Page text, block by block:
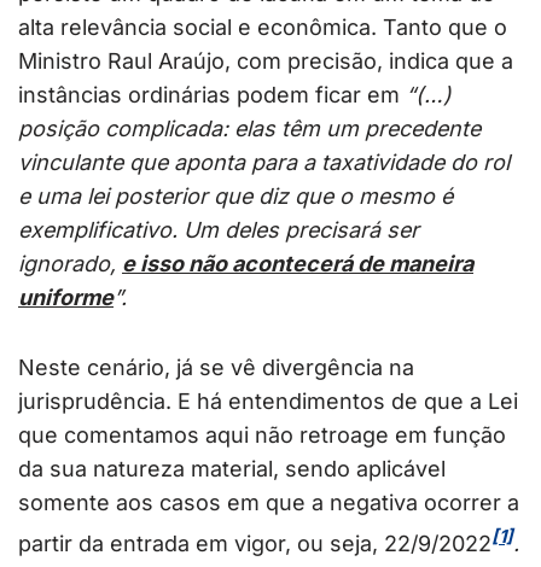
alta relevância social e econômica. Tanto que o
Ministro Raul Araújo, com precisão, indica que a
instâncias ordinárias podem ficar em “(…)
posição complicada: elas têm um precedente
vinculante que aponta para a taxatividade do rol
e uma lei posterior que diz que o mesmo é
exemplificativo. Um deles precisará ser
ignorado, e isso não acontecerá de maneira
uniforme”.
Neste cenário, já se vê divergência na
jurisprudência. E há entendimentos de que a Lei
que comentamos aqui não retroage em função
da sua natureza material, sendo aplicável
somente aos casos em que a negativa ocorrer a
partir da entrada em vigor, ou seja, 22/9/2022[1].